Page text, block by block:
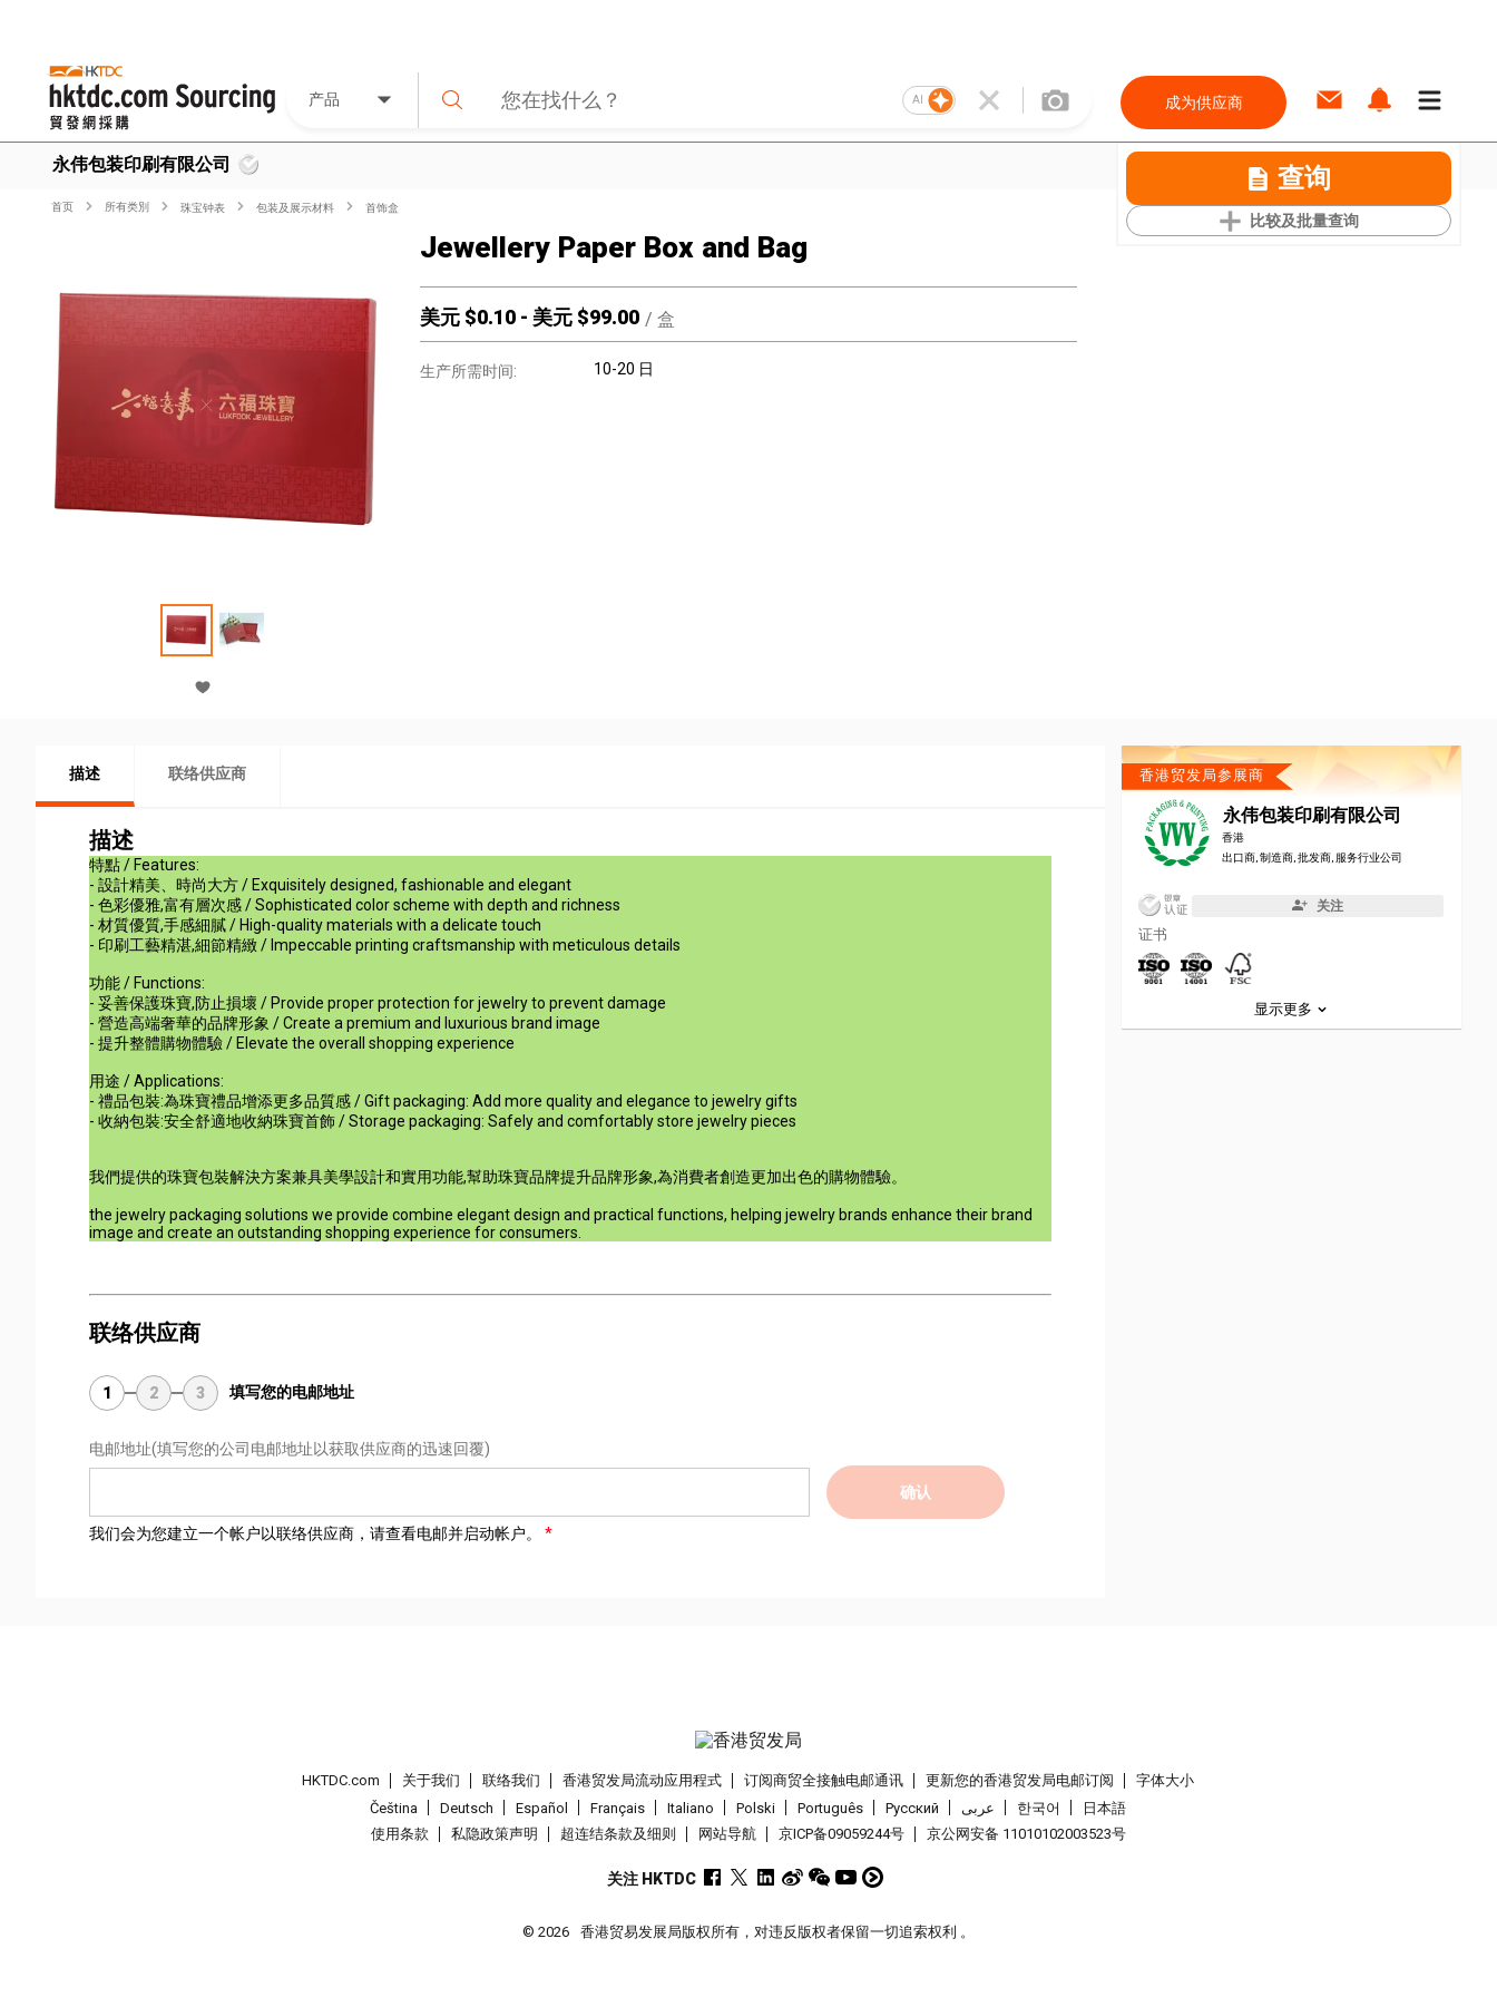
产品 AI 成为供应商
永伟包装印刷有限公司 查询
比较及批量查询
首页 所有类別 珠宝钟表 包装及展示材料 首饰盒
Jewellery Paper Box and Bag
美元 $0.10 - 美元 $99.00 / 盒
生产所需时间: 10-20 日
描述 联络供应商
描述
特點 / Features:
- 設計精美、時尚大方 / Exquisitely designed, fashionable and elegant
- 色彩優雅,富有層次感 / Sophisticated color scheme with depth and richness
- 材質優質,手感細膩 / High-quality materials with a delicate touch
- 印刷工藝精湛,細節精緻 / Impeccable printing craftsmanship with meticulous details
功能 / Functions:
- 妥善保護珠寶,防止損壞 / Provide proper protection for jewelry to prevent damage
- 營造高端奢華的品牌形象 / Create a premium and luxurious brand image
- 提升整體購物體驗 / Elevate the overall shopping experience
用途 / Applications:
- 禮品包裝:為珠寶禮品增添更多品質感 / Gift packaging: Add more quality and elegance to jewelry gifts
- 收納包裝:安全舒適地收納珠寶首飾 / Storage packaging: Safely and comfortably store jewelry pieces
我們提供的珠寶包裝解決方案兼具美學設計和實用功能,幫助珠寶品牌提升品牌形象,為消費者創造更加出色的購物體驗。
the jewelry packaging solutions we provide combine elegant design and practical functions, helping jewelry brands enhance their brand
image and create an outstanding shopping experience for consumers.
联络供应商
1 2 3 填写您的电邮地址
电邮地址(填写您的公司电邮地址以获取供应商的迅速回覆)
确认
我们会为您建立一个帐户以联络供应商，请查看电邮并启动帐户。
香港贸发局参展商
永伟包装印刷有限公司
香港
出口商, 制造商, 批发商, 服务行业公司
关注
证书
显示更多
HKTDC.com 关于我们 联络我们 香港贸发局流动应用程式 订阅商贸全接触电邮通讯 更新您的香港贸发局电邮订阅
字体大小
Čeština
Deutsch Español Français Italiano Polski Português Pусский عربى 한국어
日本語
使用条款
私隐政策声明 超连结条款及细则 网站导航 京ICP备09059244号 京公网安备 11010102003523号
关注 HKTDC
© 2026 香港贸易发展局版权所有，对违反版权者保留一切追索权利 。